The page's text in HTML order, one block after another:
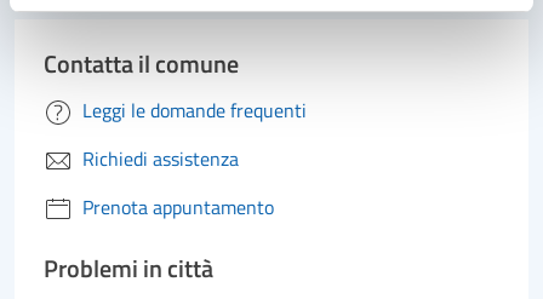
Contatta il comune
Leggi le domande frequenti
Richiedi assistenza
Prenota appuntamento
Problemi in città